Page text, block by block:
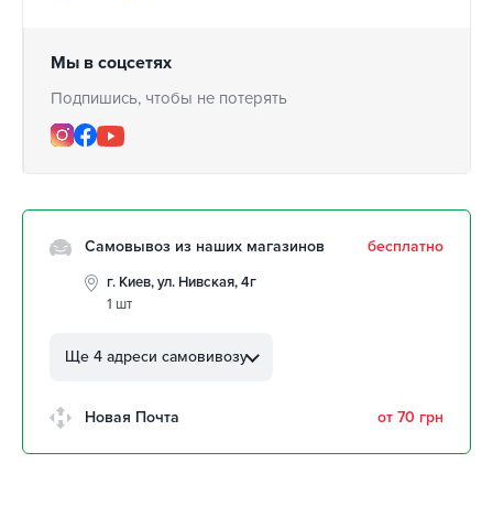
Мы в соцсетях
Подпишись, чтобы не потерять
Самовывоз из наших магазинов бесплатно
г. Киев, ул. Нивская, 4г
1 шт
Автолюбителей, 8а
авторынок
Ще 4 адреси самовивозу
Новая Почта от 70 грн